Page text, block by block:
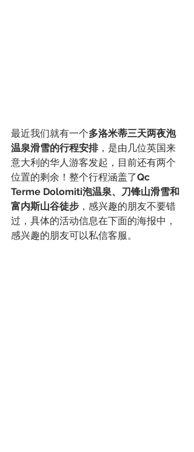
最近我们就有一个多洛米蒂三天两夜泡
温泉滑雪的行程安排 ，是由几位英国来
意大利的华人游客发起，目前还有两个
位置的剩余！整个行程涵盖了Qc
Terme Dolomiti泡温泉、刀锋山滑雪和
富内斯山谷徒步 ，感兴趣的朋友不要错
过，具体的活动信息在下面的海报中，
感兴趣的朋友可以私信客服。